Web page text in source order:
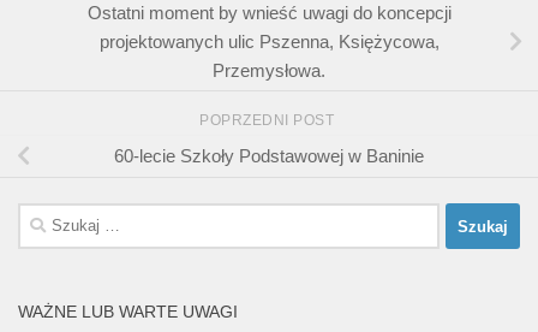
Ostatni moment by wnieść uwagi do koncepcji
projektowanych ulic Pszenna, Księżycowa,
Przemysłowa.
POPRZEDNI POST
60-lecie Szkoły Podstawowej w Baninie
Szukaj:
WAŻNE LUB WARTE UWAGI